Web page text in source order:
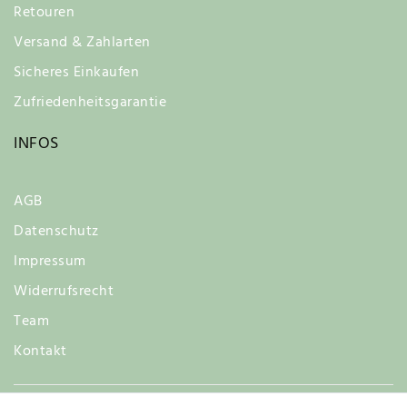
Retouren
Versand & Zahlarten
Sicheres Einkaufen
Zufriedenheitsgarantie
INFOS
AGB
Datenschutz
Impressum
Widerrufsrecht
Team
Kontakt